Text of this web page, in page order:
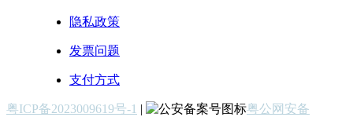
隐私政策
发票问题
支付方式
粤ICP备2023009619号-1 |
粤公网安备